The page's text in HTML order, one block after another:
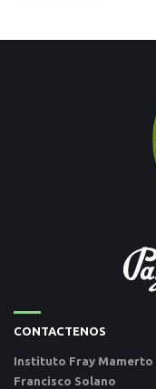
CONTACTENOS
Instituto Fray Mamerto
Francisco Solano